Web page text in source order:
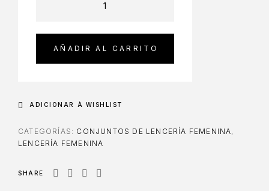
AÑADIR AL CARRITO
ADICIONAR À WISHLIST
CATEGORÍAS: CONJUNTOS DE LENCERÍA FEMENINA
LENCERÍA FEMENINA
SHARE